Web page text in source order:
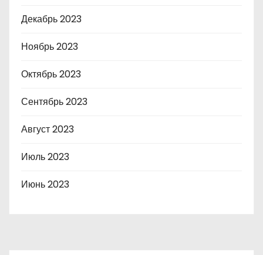
Декабрь 2023
Ноябрь 2023
Октябрь 2023
Сентябрь 2023
Август 2023
Июль 2023
Июнь 2023